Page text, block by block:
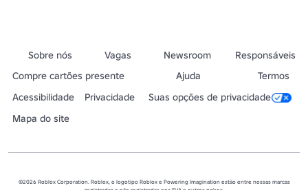
Sobre nós Vagas Newsroom
Responsáveis
Compre cartões presente
Ajuda
Termos
Acessibilidade
Privacidade
Suas opções de privacidade
Mapa do site
©2026 Roblox Corporation. Roblox, o logotipo Roblox e Powering Imagination estão entre nossas marcas